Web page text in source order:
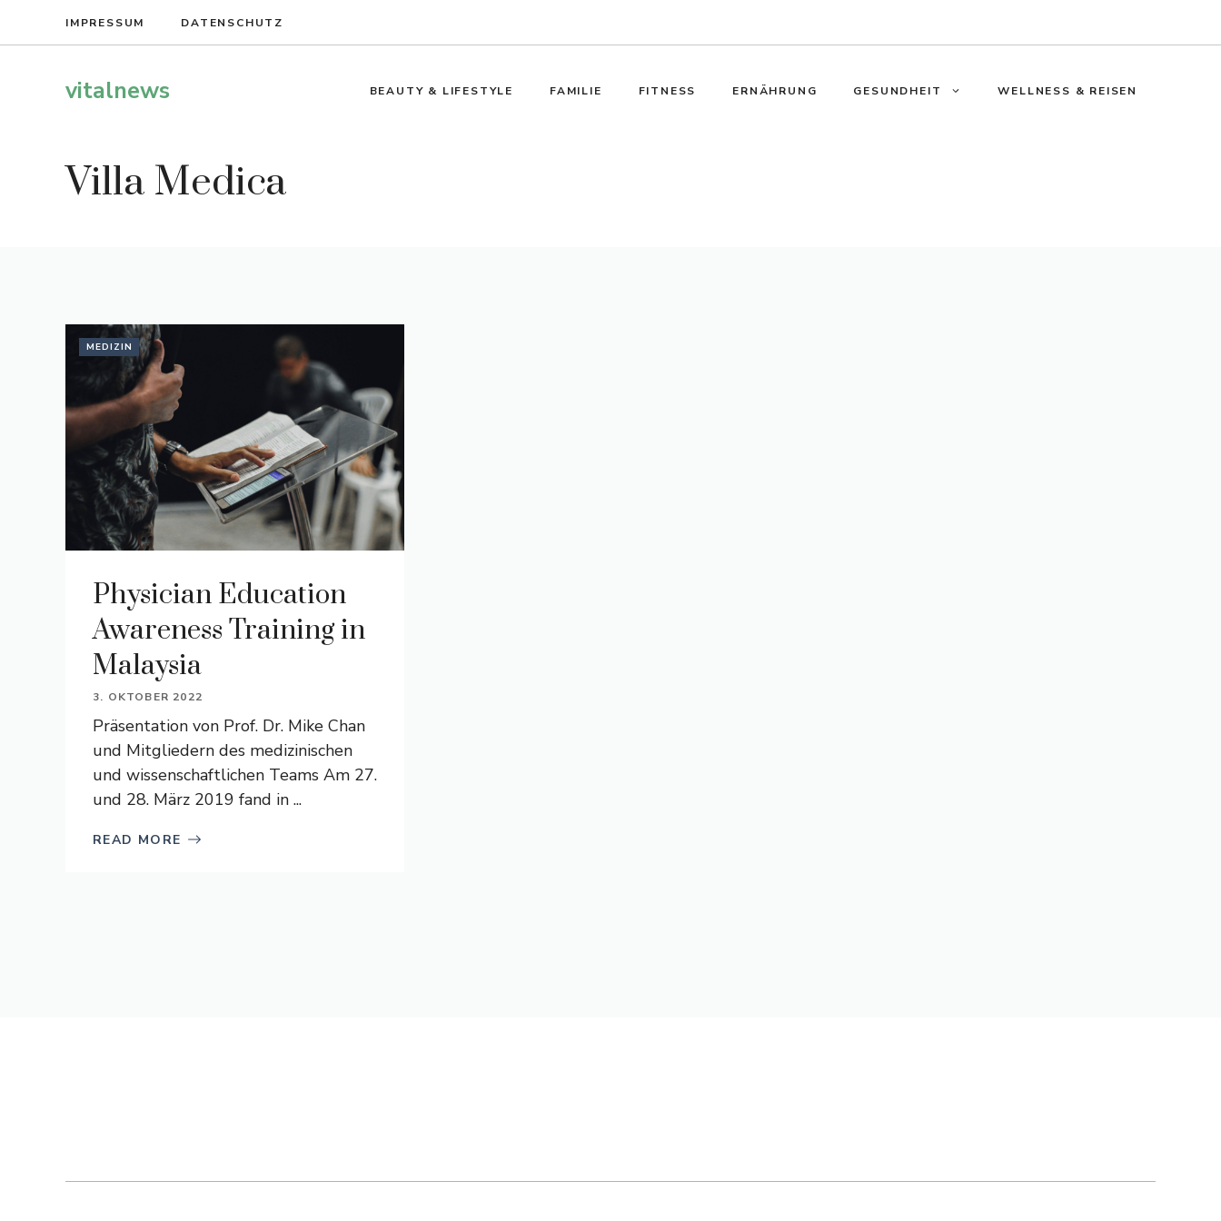
IMPRESSUM DATENSCHUTZ
vitalnews BEAUTY & LIFESTYLE FAMILIE FITNESS ERNÄHRUNG GESUNDHEIT WELLNESS & REISEN
Villa Medica
MEDIZIN
Physician Education
Awareness Training in
Malaysia
3. OKTOBER 2022
Präsentation von Prof. Dr. Mike Chan
und Mitgliedern des medizinischen
und wissenschaftlichen Teams Am 27.
und 28. März 2019 fand in ...
READ MORE